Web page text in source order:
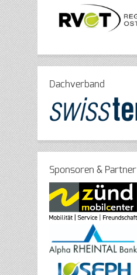
Dachverband
Sponsoren & Partner